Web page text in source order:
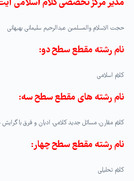
حجت الاسلام والمسلمین عبدالرحیم سلیمانی بهبهانی
نام رشته مقطع سطح دو:
کلام اسلامی
نام رشته های مقطع سطح سه:
کلام مقارن، مسائل جدید کلامی، ادیان و فرق با
نام رشته مقطع سطح چهار:
کلام تحلیلی